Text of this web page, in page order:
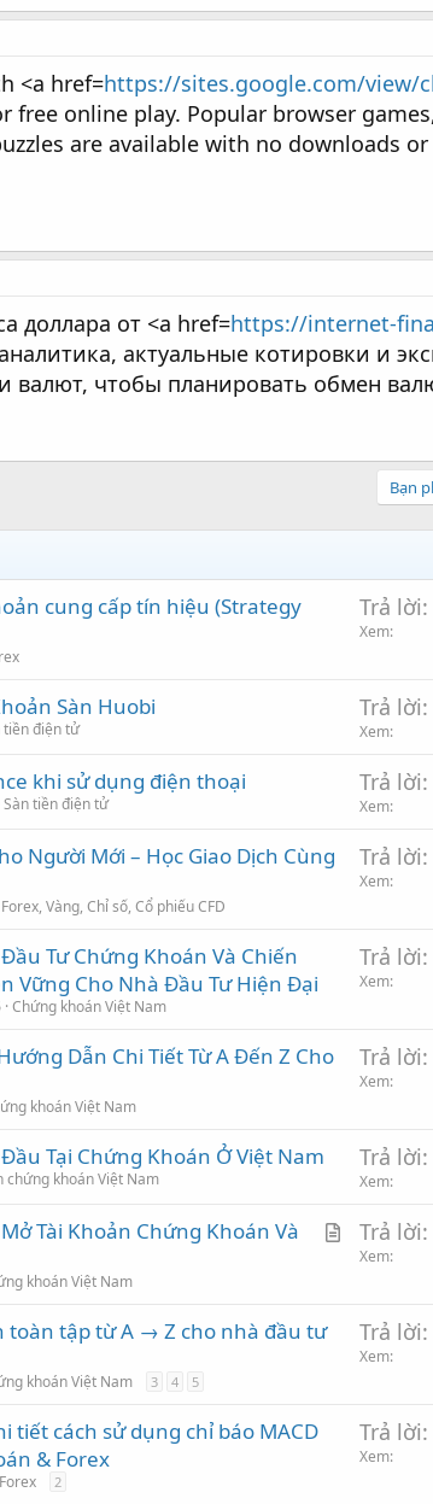
<a href=https://sites.google.com/view/
free online play. Popular browser
are available with no downloads
доллара от <a href=https://internet-
актуальные котировки и
валют, чтобы планировать обмен
Bạn
cung cấp tín hiệu (Strategy
Trả lời
Xem
Sàn Huobi
tiền điện tử
Trả lời
Xem
khi sử dụng điện thoại
Sàn tiền điện tử
Trả lời
Xem
Người Mới – Học Giao Dịch Cùng
Forex, Vàng, Chỉ số, Cổ phiếu CFD
Trả lời
Xem
Tư Chứng Khoán Và Chiến
Vững Cho Nhà Đầu Tư Hiện Đại
Chứng khoán Việt Nam
Trả lời
Xem
Dẫn Chi Tiết Từ A Đến Z Cho
khoán Việt Nam
Trả lời
Xem
Tại Chứng Khoán Ở Việt Nam
chứng khoán Việt Nam
Trả lời
Xem
A
Tài Khoản Chứng Khoán Và
khoán Việt Nam
Trả lời
Xem
toàn tập từ A → Z cho nhà đầu tư
khoán Việt Nam 3 4 5
Trả lời
Xem
tiết cách sử dụng chỉ báo MACD
& Forex
2
Trả lời
Xem